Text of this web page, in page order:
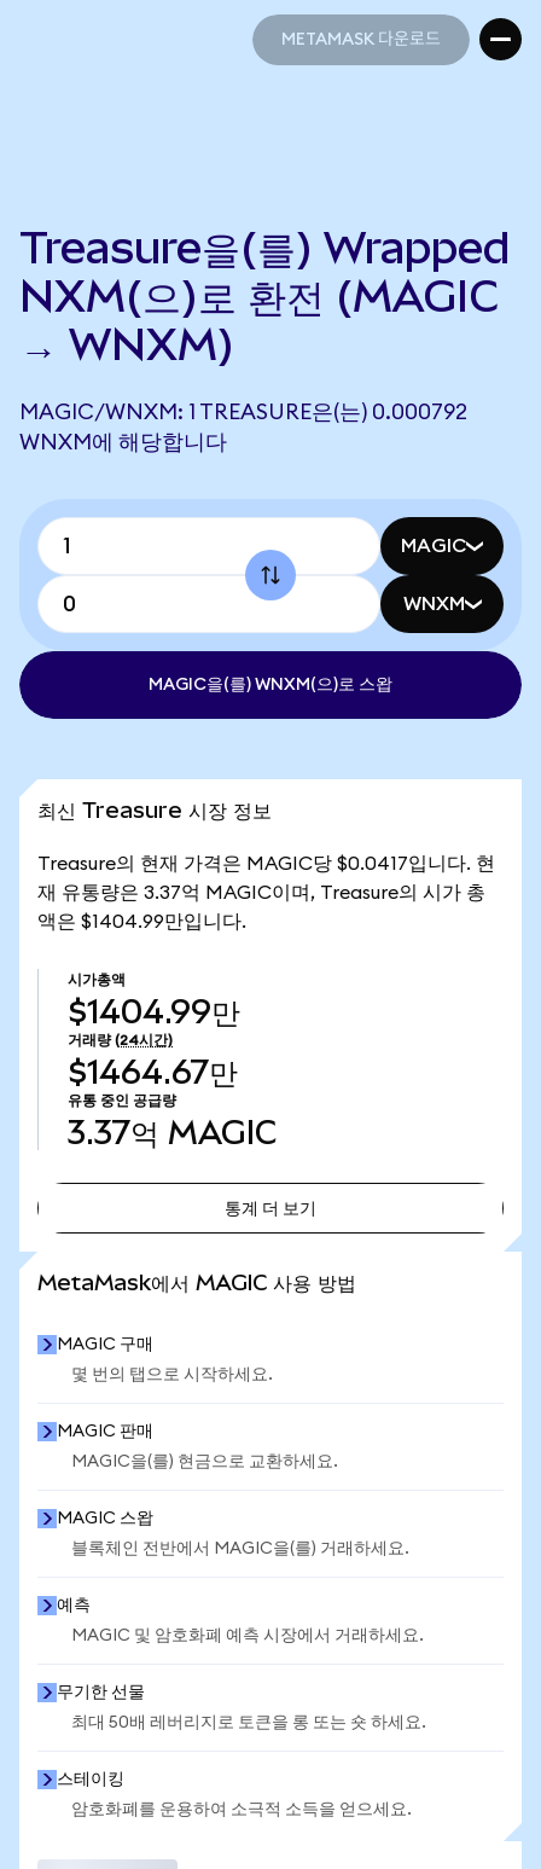
METAMASK 다운로드
Treasure을(를) Wrapped
NXM(으)로 환전 (MAGIC
→ WNXM)
MAGIC/WNXM: 1 TREASURE은(는) 0.000792
WNXM에 해당합니다
MAGIC
WNXM
MAGIC을(를) WNXM(으)로 스왑
최신 Treasure 시장 정보
Treasure의 현재 가격은 MAGIC당 $0.0417입니다. 현
재 유통량은 3.37억 MAGIC이며, Treasure의 시가 총
액은 $1404.99만입니다.
시가총액
$1404.99만
거래량 (24시간)
$1464.67만
유통 중인 공급량
3.37억 MAGIC
통계 더 보기
MetaMask에서 MAGIC 사용 방법
MAGIC 구매
몇 번의 탭으로 시작하세요.
MAGIC 판매
MAGIC을(를) 현금으로 교환하세요.
MAGIC 스왑
블록체인 전반에서 MAGIC을(를) 거래하세요.
예측
MAGIC 및 암호화폐 예측 시장에서 거래하세요.
무기한 선물
최대 50배 레버리지로 토큰을 롱 또는 숏 하세요.
스테이킹
암호화폐를 운용하여 소극적 소득을 얻으세요.